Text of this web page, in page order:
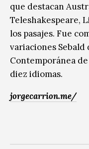
que destacan
Teleshakespeare,
los pasajes. Fue
variaciones
Contemporánea
diez idiomas.
jorgecarrion.me/